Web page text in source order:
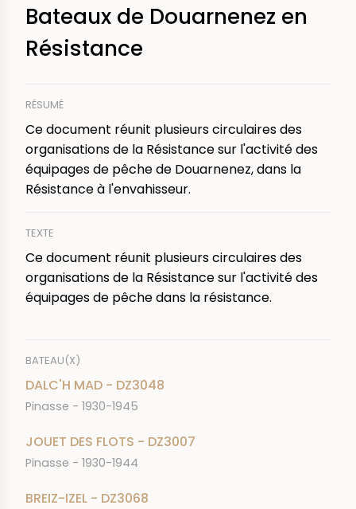
Bateaux de Douarnenez en
Résistance
RÉSUMÉ
Ce document réunit plusieurs circulaires des
organisations de la Résistance sur l'activité des
équipages de pêche de Douarnenez, dans la
Résistance à l'envahisseur.
TEXTE
Ce document réunit plusieurs circulaires des
organisations de la Résistance sur l'activité des
équipages de pêche dans la résistance.
BATEAU(X)
DALC'H MAD - DZ3048
Pinasse - 1930-1945
JOUET DES FLOTS - DZ3007
Pinasse - 1930-1944
BREIZ-IZEL - DZ3068